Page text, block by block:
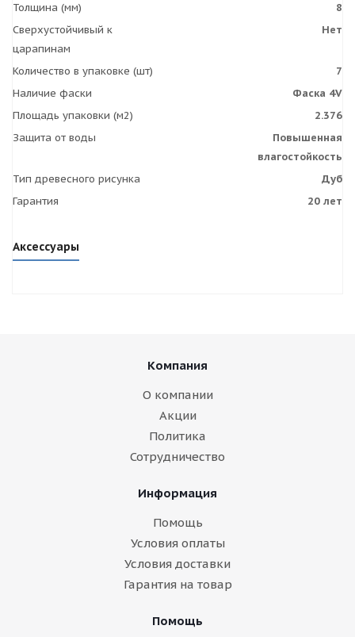
Толщина (мм)
8
Сверхустойчивый к
царапинам
Нет
Количество в упаковке (шт)
7
Наличие фаски
Фаска 4V
Площадь упаковки (м2)
2.376
Защита от воды
Повышенная
влагостойкость
Тип древесного рисунка
Дуб
Гарантия
20 лет
Аксессуары
Компания
О компании
Акции
Политика
Сотрудничество
Информация
Помощь
Условия оплаты
Условия доставки
Гарантия на товар
Помощь